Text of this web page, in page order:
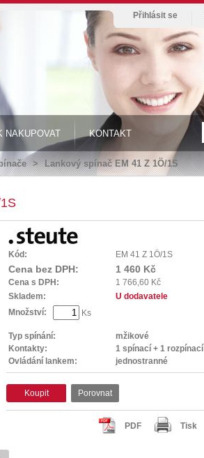
Přihlásit se
NAKUPOVAT KONTAKT
> Lankový spínač EM 41 Z 1Ö/1S
Kód: EM 41 Z 1Ö/1S
Cena bez DPH: 1 460 Kč
Cena s DPH:
1 766,60 Kč
Skladem:
U dodavatele
Množství:
Ks
Typ spínání:
mžikové
Kontakty:
1 spínací + 1 rozpínací
Ovládání lankem:
jednostranné
Koupit Porovnat
Tisk
PDF